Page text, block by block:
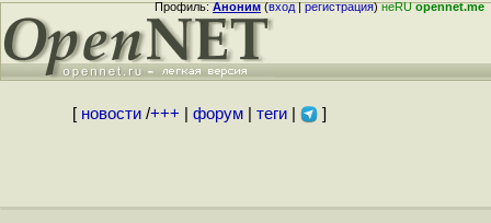
Профиль:Аноним(вход|регистрация)неRUopennet.me
[ новости/+++ форум| теги| ]